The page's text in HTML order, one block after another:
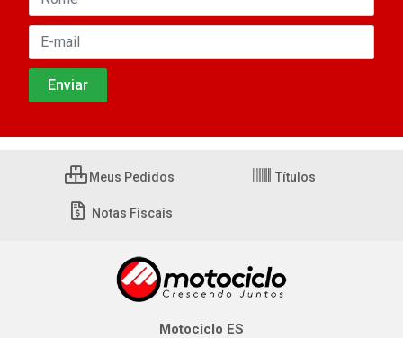
Meus Pedidos Títulos
Notas Fiscais
Motociclo ES